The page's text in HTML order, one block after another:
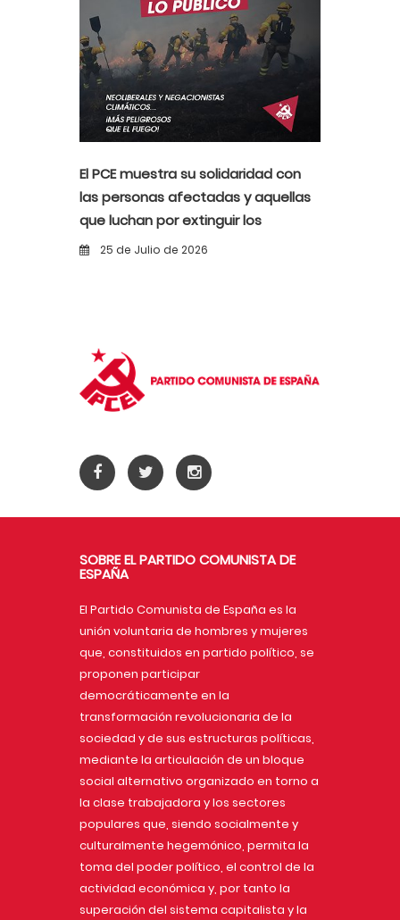
El PCE muestra su solidaridad con
las personas afectadas y aquellas
que luchan por extinguir los
incendios
25 de Julio de 2026
SOBRE EL PARTIDO COMUNISTA DE
ESPAÑA
El Partido Comunista de España es la
unión voluntaria de hombres y mujeres
que, constituidos en partido político, se
proponen participar
democráticamente en la
transformación revolucionaria de la
sociedad y de sus estructuras políticas,
mediante la articulación de un bloque
social alternativo organizado en torno a
la clase trabajadora y los sectores
populares que, siendo socialmente y
culturalmente hegemónico, permita la
toma del poder político, el control de la
actividad económica y, por tanto la
superación del sistema capitalista y la